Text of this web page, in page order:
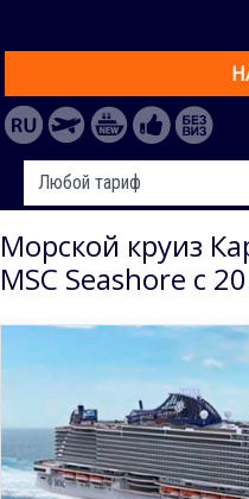
Морской круиз
MSC Seashore с